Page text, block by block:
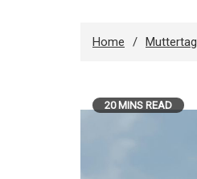
Home Muttertag
20 MINS READ